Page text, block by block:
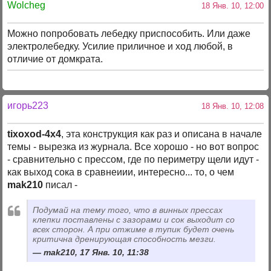
Wolcheg 18 Янв. 10, 12:00
Можно попробовать лебедку приспособить. Или даже
электролебедку. Усилие приличное и ход любой, в
отличие от домкрата.
игорь223 18 Янв. 10, 12:08
tixoxod-4x4, эта конструкция как раз и описана в начале
темы - вырезка из журнала. Все хорошо - но вот вопрос
- сравнительно с прессом, где по периметру щели идут -
как выход сока в сравнеиии, интересно... то, о чем
mak210 писал -
Подумай на тему того, что в винных прессах
клепки поставлены с зазорами и сок выходит со
всех сторон. А при отжиме в тупик будет очень
критична дренирующая способность мезги.
mak210, 17 Янв. 10, 11:38